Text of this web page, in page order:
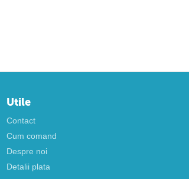
Utile
Contact
Cum comand
Despre noi
Detalii plata